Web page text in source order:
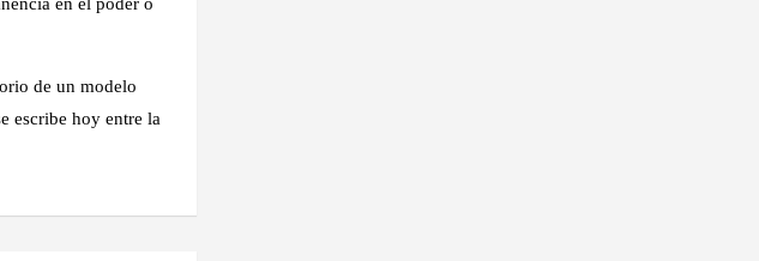
de un modelo
escribe hoy entre la